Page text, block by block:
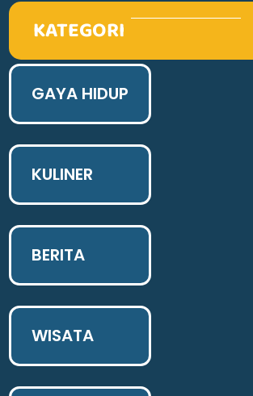
KATEGORI
GAYA HIDUP
KULINER
BERITA
WISATA